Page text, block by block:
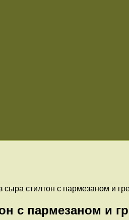
сыра стилтон с пармезаном и
с пармезаном и